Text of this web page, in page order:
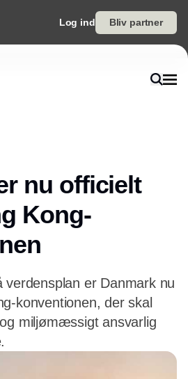
Log ind Bliv partner
nu officielt
Kong-
verdensplan er Danmark nu
konventionen, der skal
miljømæssigt ansvarlig